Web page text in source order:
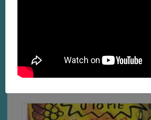
Poétrie en hommage à Edouard Glissant à